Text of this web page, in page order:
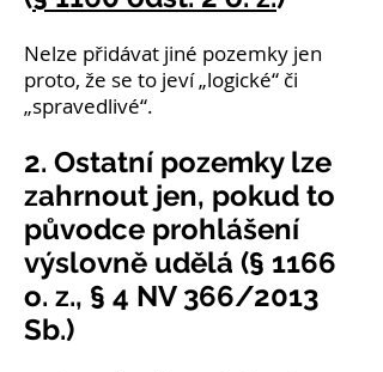
Nelze přidávat jiné pozemky jen
proto, že se to jeví „logické“ či
„spravedlivé“.
2. Ostatní pozemky lze
zahrnout jen, pokud to
původce prohlášení
výslovně udělá (§ 1166
o. z., § 4 NV 366/2013
Sb.)